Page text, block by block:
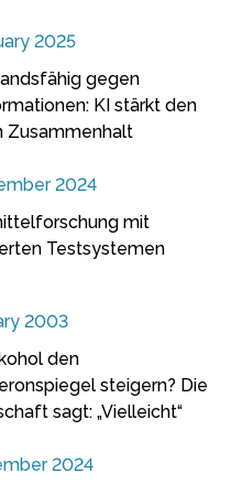
2025
gegen
KI stärkt den
Zusammenhalt
2024
mit
Testsystemen
2003
den
steigern? Die
sagt: „Vielleicht“
2024